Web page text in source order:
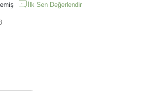
İlk Sen Değerlendir